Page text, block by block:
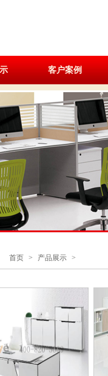
客户案例
首页 > 产品展示 >